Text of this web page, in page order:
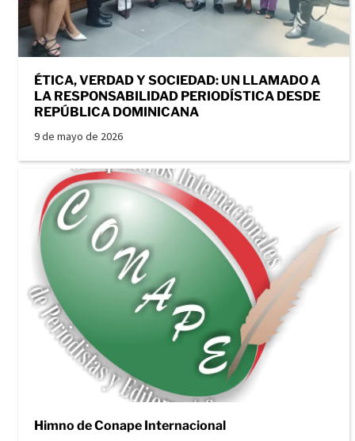
ÉTICA, VERDAD Y SOCIEDAD: UN LLAMADO A
LA RESPONSABILIDAD PERIODÍSTICA DESDE
REPÚBLICA DOMINICANA
9 de mayo de 2026
Himno de Conape Internacional